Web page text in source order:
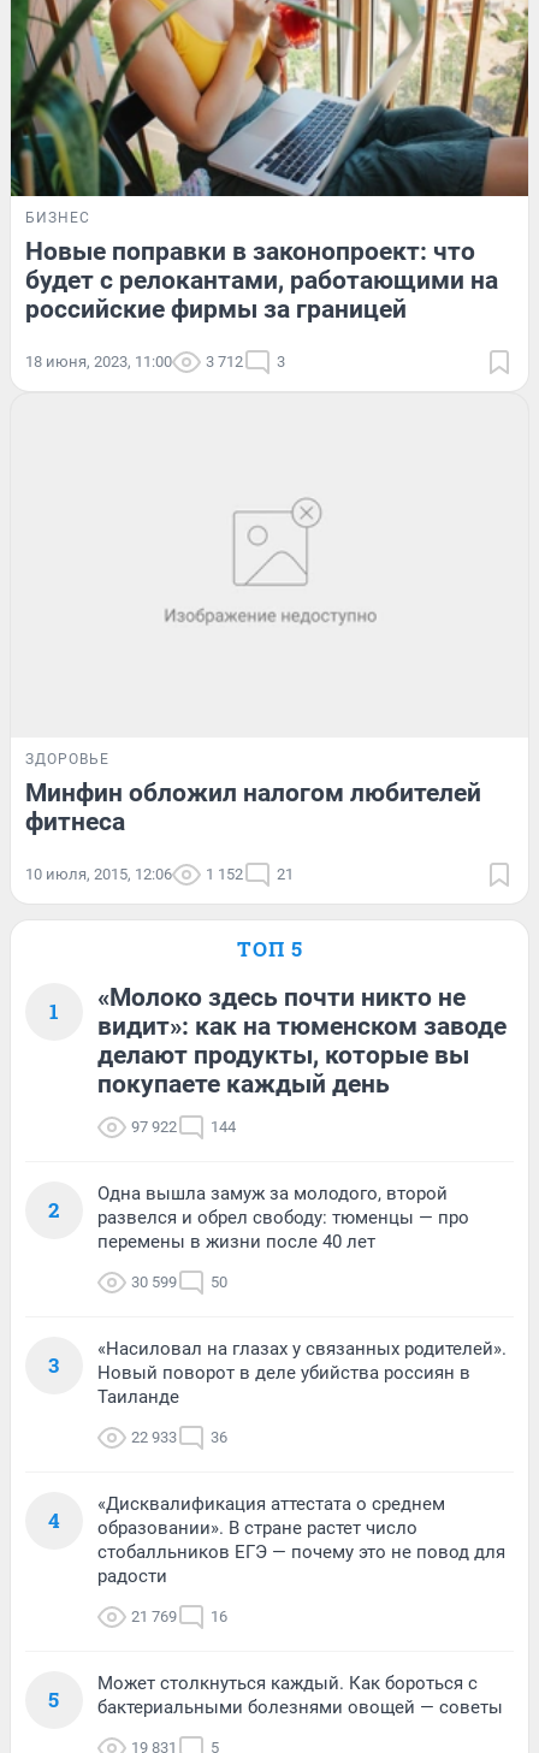
БИЗНЕС
Новые поправки в законопроект: что
будет с релокантами, работающими на
российские фирмы за границей
18 июня, 2023, 11:00 3 712 3
ЗДОРОВЬЕ
Минфин обложил налогом любителей
фитнеса
10 июля, 2015, 12:06 1 152 21
ТОП 5
1
«Молоко здесь почти никто не
видит»: как на тюменском заводе
делают продукты, которые вы
покупаете каждый день
97 922 144
2
Одна вышла замуж за молодого, второй
развелся и обрел свободу: тюменцы — про
перемены в жизни после 40 лет
30 599 50
3
«Насиловал на глазах у связанных родителей».
Новый поворот в деле убийства россиян в
Таиланде
22 933 36
4
«Дисквалификация аттестата о среднем
образовании». В стране растет число
стобалльников ЕГЭ — почему это не повод для
радости
21 769 16
5
Может столкнуться каждый. Как бороться с
бактериальными болезнями овощей — советы
19 831 5